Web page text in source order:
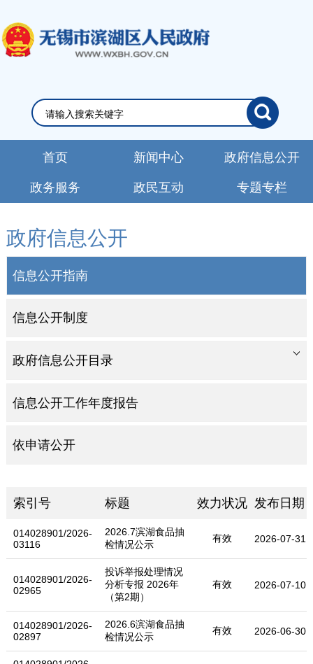
首页 新闻中心 政府信息公开
政务服务 政民互动 专题专栏
政府信息公开
信息公开指南
信息公开制度
政府信息公开目录
信息公开工作年度报告
依申请公开
索引号 标题 效力状况 发布日期
014028901/2026-
03116
2026.7滨湖食品抽
检情况公示
有效 2026-07-31
014028901/2026-
02965
投诉举报处理情况
分析专报 2026年
（第2期）
有效 2026-07-10
014028901/2026-
02897
2026.6滨湖食品抽
检情况公示
有效 2026-06-30